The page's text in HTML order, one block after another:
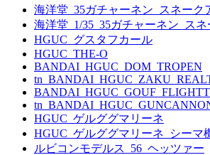
海洋堂_35ガチャーネン_スネーク
海洋堂_1/35_35ガチャーネン_スネ
HGUC_グスタフカール
HGUC_THE-O
BANDAI_HGUC_DOM_TROPEN
HGUC_ゲルググマリーネ
HGUC_ゲルググマリーネ_シーマ
ルビコンモデルス_56_ヘッツァー